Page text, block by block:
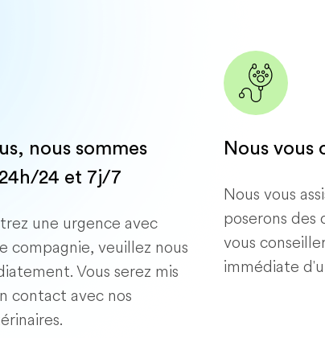
nous sommes
24 et 7j/7
une urgence avec
compagnie, veuillez nous
Vous serez mis
contact avec nos
Nous vous
Nous vous
poserons
vous
immédiate